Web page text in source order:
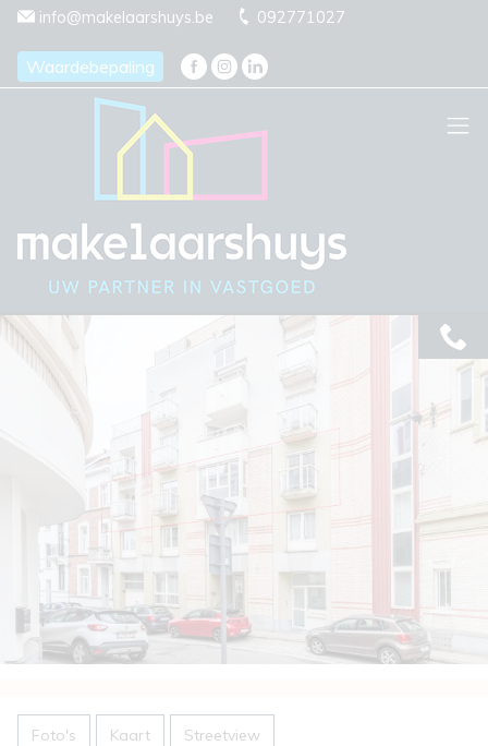
Menu overslaan en naar de inhoud gaan
info@makelaarshuys.be 092771027
Waardebepaling
Foto's Kaart Streetview